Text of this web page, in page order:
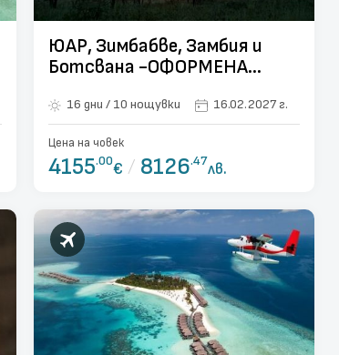
ЮАР, Зимбабве, Замбия и
Ботсвана -ОФОРМЕНА
16 дни / 10 нощувки 16.02.2027 г.
Цена на човек
4155.00€ / 8126.47лв.